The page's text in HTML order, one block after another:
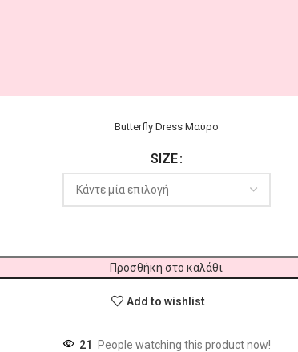
Butterfly Dress Μαύρο
SIZE
Προσθήκη στο καλάθι
Add to wishlist
21 People watching this product now!